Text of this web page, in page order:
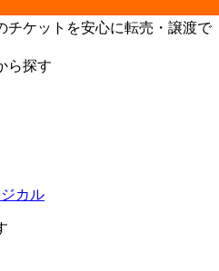
チケットを安心に転売・譲渡で
ら探す
カル